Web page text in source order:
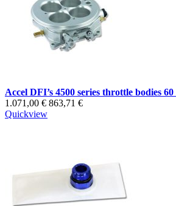
Accel DFI’s 4500 series throttle bodies
1.071,00 € 863,71 €
Quickview